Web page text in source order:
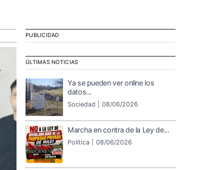
PUBLICIDAD
ÚLTIMAS NOTICIAS
Ya se pueden ver online los
datos...
Sociedad | 08/06/2026
Marcha en contra de la Ley de...
Política | 08/06/2026